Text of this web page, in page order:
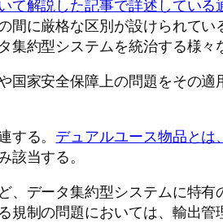
て解説した記事で詳述している
間に厳格な区別が設けられて
約型システムを統治する様々
家安全保障上の問題をその
る。 デュアルユース物品と
当する。
、データ集約型システムに特
制の問題においては、輸出管